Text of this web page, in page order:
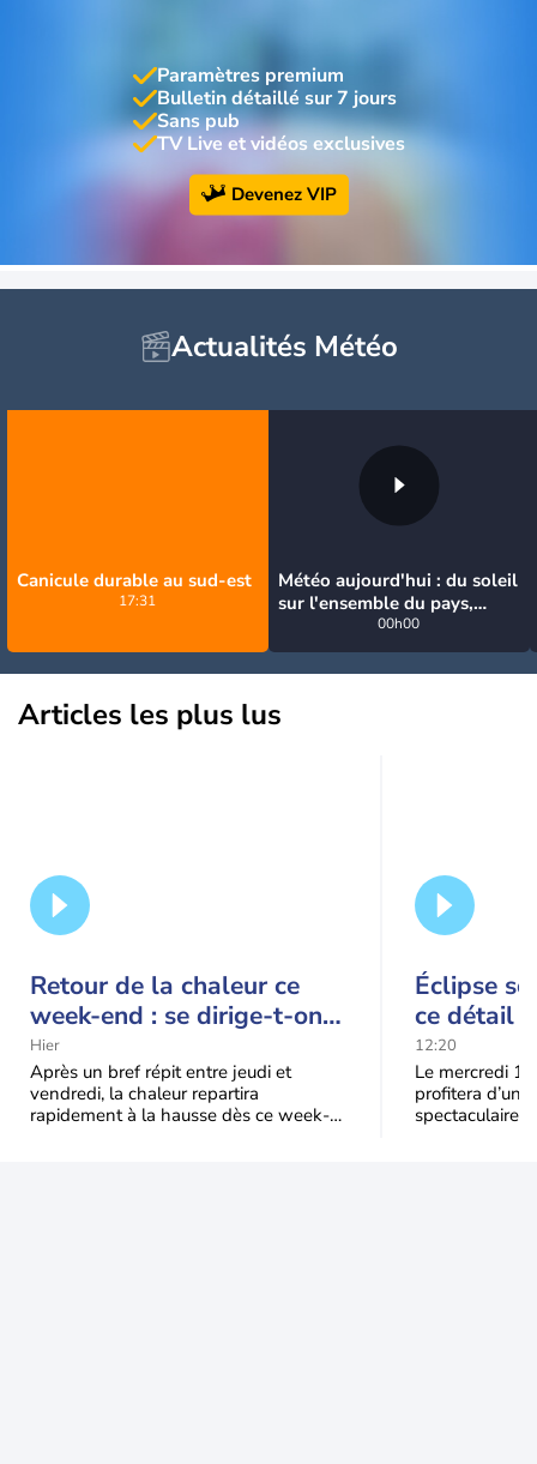
Paramètres premium
Bulletin détaillé sur 7 jours
Sans pub
TV Live et vidéos exclusives
Devenez VIP
Actualités Météo
Canicule durable au sud-est
17:31
Météo aujourd'hui : du soleil
sur l'ensemble du pays,
jusqu'à 40°C au sud-est
00h00
Articles les plus lus
Retour de la chaleur ce
week-end : se dirige-t-on
vers une cinquième vague
de chaleur en France ?
Hier
Après un bref répit entre jeudi et
vendredi, la chaleur repartira
rapidement à la hausse dès ce week-
Éclipse
ce détail
spectacle
12:20
Le mercredi
profitera
spectaculaire,